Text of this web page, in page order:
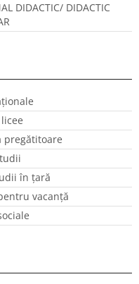
DIDACTIC/ DIDACTIC
pregătitoare
în ţară
vacanţă